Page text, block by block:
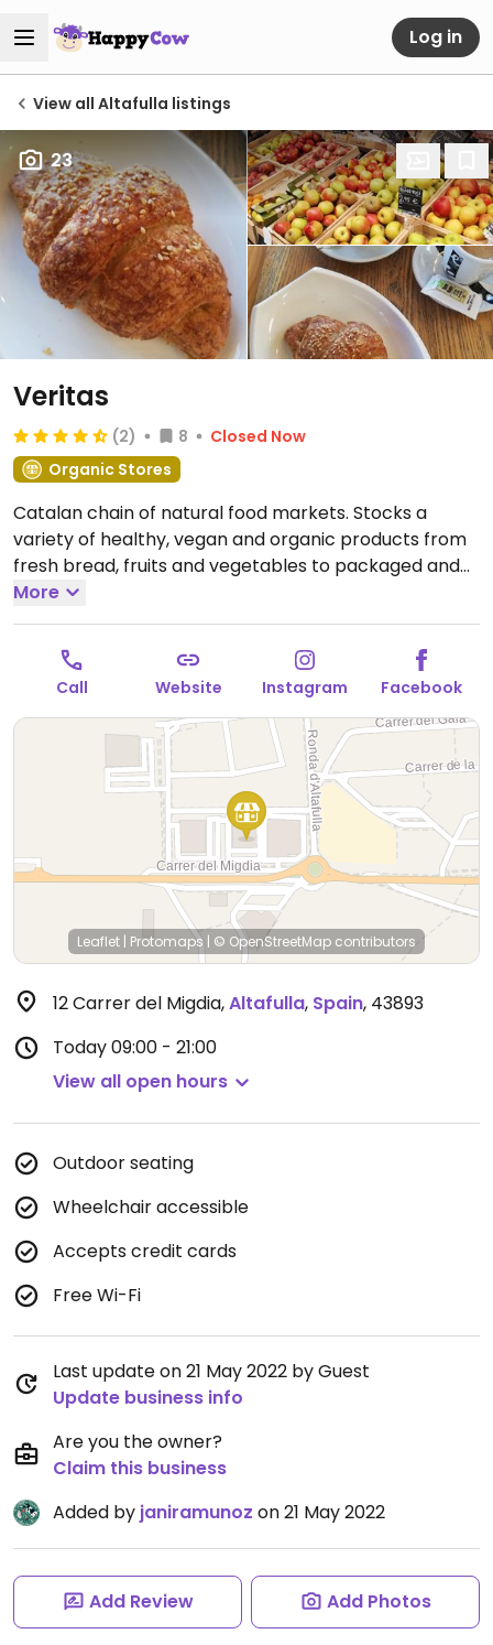
Log in
View all Altafulla listings
23
Veritas
(2) 8
Closed Now
Organic Stores
Catalan chain of natural food markets. Stocks a
variety of healthy, vegan and organic products from
fresh bread, fruits and vegetables to packaged and
dried foods to home cooking and pantry supplies.
Veritas is the first European chain market to get the B
Corp certificate.
Open Mon-Sat 09:00-21:00, Sun
09:00-15:00.
More
Call Website Instagram Facebook
Leaflet | Protomaps | © OpenStreetMap contributors
12 Carrer del Migdia,Altafulla, Spain, 43893
Today09:00 - 21:00
View all open hours
Outdoor seating
Wheelchair accessible
Accepts credit cards
Free Wi-Fi
Last update on 21 May 2022 by Guest
Update business info
Are you the owner?
Claim this business
Added by janiramunoz on 21 May 2022
Add Review Add Photos